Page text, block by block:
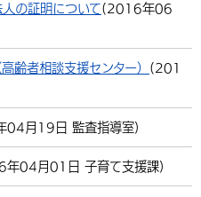
韓国語（한국어）
住宅・インフラ
生涯学習・スポーツ・人権
税金
子どもを預ける
四季のイベント・祭り
広報・広聴
の証明について(2016年06
齢者相談支援センター） (201
04月19日 監査指導室)
年04月01日 子育て支援課)